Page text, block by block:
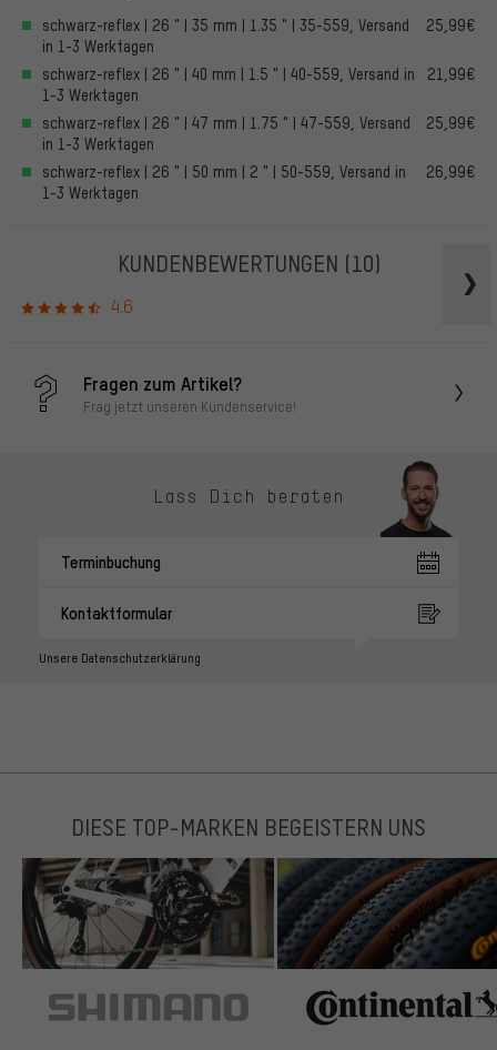
schwarz-reflex | 26 " | 35 mm | 1.35 " | 35-559, Versand
in 1-3 Werktagen
25,99€
schwarz-reflex | 26 " | 40 mm | 1.5 " | 40-559, Versand in
1-3 Werktagen
21,99€
schwarz-reflex | 26 " | 47 mm | 1.75 " | 47-559, Versand
in 1-3 Werktagen
25,99€
schwarz-reflex | 26 " | 50 mm | 2 " | 50-559, Versand in
1-3 Werktagen
26,99€
KUNDENBEWERTUNGEN (10)
4.6
Fragen zum Artikel?
Frag jetzt unseren Kundenservice!
Lass Dich beraten
Terminbuchung
Kontaktformular
Unsere Datenschutzerklärung
DIESE TOP-MARKEN BEGEISTERN UNS